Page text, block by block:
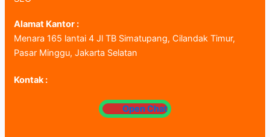
Alamat Kantor :
Menara 165 lantai 4 Jl TB Simatupang, Cilandak Timur,
Pasar Minggu, Jakarta Selatan
Kontak :
Open Chat